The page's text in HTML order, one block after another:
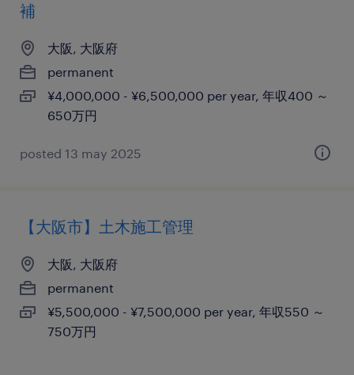
補
大阪, 大阪府
permanent
¥4,000,000 - ¥6,500,000 per year, 年収400 ～
650万円
posted 13 may 2025
【大阪市】土木施工管理
大阪, 大阪府
permanent
¥5,500,000 - ¥7,500,000 per year, 年収550 ～
750万円